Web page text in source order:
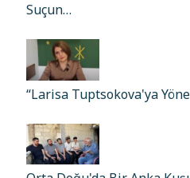
Suçun…
“Larisa Tuptsokova'ya